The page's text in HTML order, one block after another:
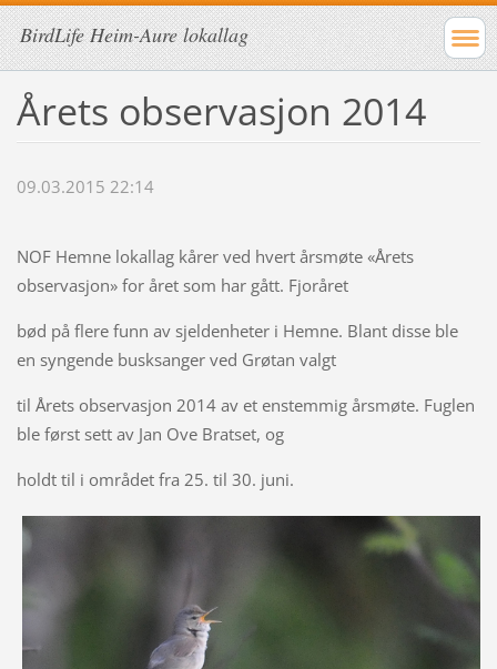
BirdLife Heim-Aure lokallag
Årets observasjon 2014
09.03.2015 22:14
NOF Hemne lokallag kårer ved hvert årsmøte «Årets
observasjon» for året som har gått. Fjoråret
bød på flere funn av sjeldenheter i Hemne. Blant disse ble
en syngende busksanger ved Grøtan valgt
til Årets observasjon 2014 av et enstemmig årsmøte. Fuglen
ble først sett av Jan Ove Bratset, og
holdt til i området fra 25. til 30. juni.